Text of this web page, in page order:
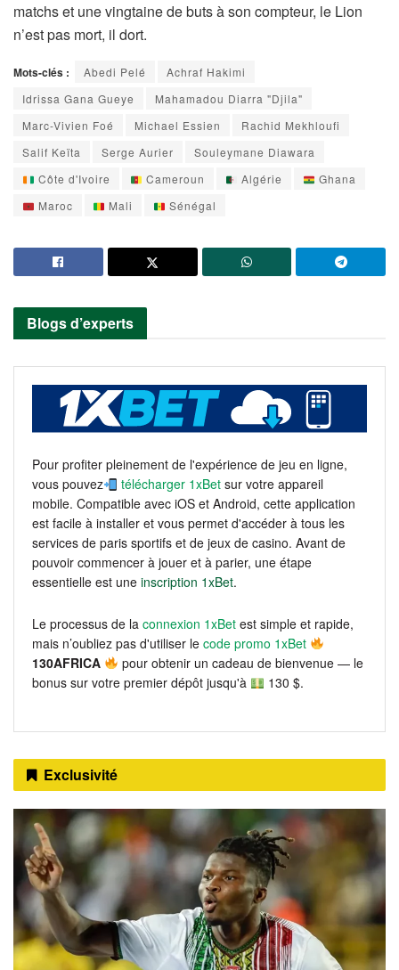
matchs et une vingtaine de buts à son compteur, le Lion
n’est pas mort, il dort.
Mots-clés : Abedi Pelé
Achraf Hakimi
Idrissa Gana Gueye
Mahamadou Diarra "Djila"
Marc-Vivien Foé
Michael Essien
Rachid Mekhloufi
Salif Keïta
Serge Aurier
Souleymane Diawara
Côte d'Ivoire
Cameroun Algérie
Ghana
Maroc
Mali Sénégal
Blogs d’experts
Pour profiter pleinement de l'expérience de jeu en ligne,
vous pouvez
télécharger 1xBet sur votre appareil
mobile. Compatible avec iOS et Android, cette application
est facile à installer et vous permet d'accéder à tous les
services de paris sportifs et de jeux de casino. Avant de
pouvoir commencer à jouer et à parier, une étape
essentielle est une inscription 1xBet.
Le processus de la connexion 1xBet est simple et rapide,
mais n’oubliez pas d'utiliser le code promo 1xBet
130AFRICA
pour obtenir un cadeau de bienvenue — le
bonus sur votre premier dépôt jusqu'à
130 $.
Exclusivité